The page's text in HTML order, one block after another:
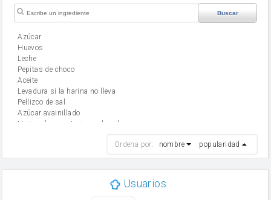
Buscar
Azúcar
huevos
leche
Pepitas de choco
aceite
Levadura si la harina no lleva
Pellizco de sal
Azúcar avainillado
Harina de reposteria con levadura
mantequilla
Ordena por: nombre popularidad
Usuarios